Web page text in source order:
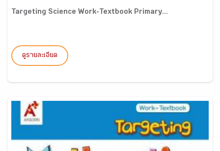
Targeting Science Work-Textbook Primary...
ดูรายละเอียด